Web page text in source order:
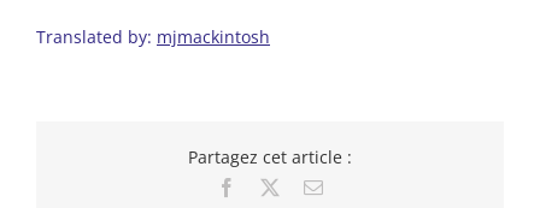
Translated by: mjmackintosh
Partagez cet article :
Facebook Email